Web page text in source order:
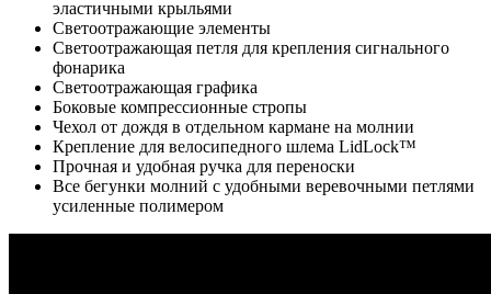
эластичными крыльями
Светоотражающие элементы
Светоотражающая петля для крепления сигнального
фонарика
Светоотражающая графика
Боковые компрессионные стропы
Чехол от дождя в отдельном кармане на молнии
Крепление для велосипедного шлема LidLock™
Прочная и удобная ручка для переноски
Все бегунки молний с удобными веревочными петлями
усиленные полимером